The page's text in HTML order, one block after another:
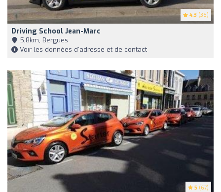
4.3 (36)
Driving School Jean-Marc
5,8km, Bergues
Voir les données d'adresse et de contact
5 (67)